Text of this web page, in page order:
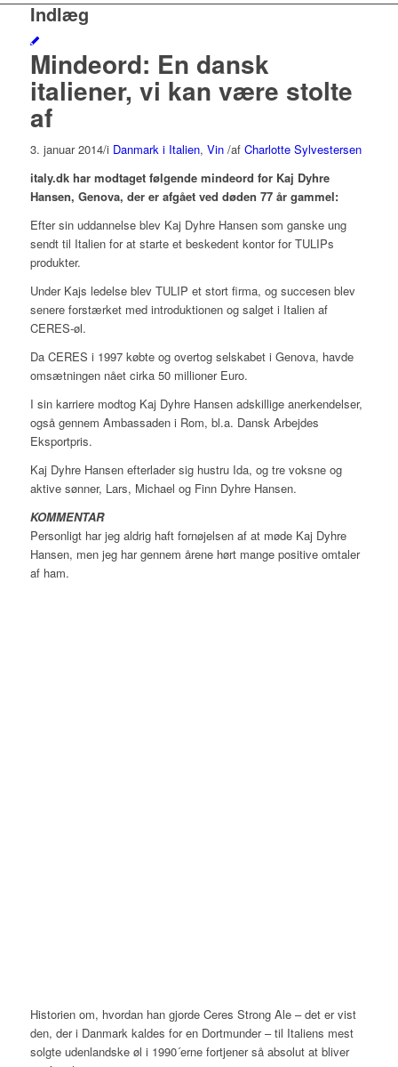
Indlæg
Mindeord: En dansk
italiener, vi kan være stolte
af
3. januar 2014/i Danmark i Italien, Vin /af Charlotte Sylvestersen
italy.dk har modtaget følgende mindeord for Kaj Dyhre
Hansen, Genova, der er afgået ved døden 77 år gammel:
Efter sin uddannelse blev Kaj Dyhre Hansen som ganske ung
sendt til Italien for at starte et beskedent kontor forTULIPs
produkter.
Under Kajs ledelse blev TULIP et stort firma, og succesen blev
senere forstærket med introduktionen og salget i Italien af
CERES-øl.
Da CERES i 1997 købte og overtog selskabet i Genova, havde
omsætningen nået cirka 50 millioner Euro.
I sin karriere modtog Kaj Dyhre Hansen adskillige anerkendelser,
også gennem Ambassaden i Rom, bl.a. Dansk Arbejdes
Eksportpris.
Kaj Dyhre Hansen efterlader sig hustru Ida, og tre voksne og
aktive sønner, Lars, Michael og Finn Dyhre Hansen.
KOMMENTAR
Personligt har jeg aldrig haft fornøjelsen af at møde Kaj Dyhre
Hansen, men jeg har gennem årene hørt mange positive omtaler
af ham.
Historien om, hvordan han gjorde Ceres Strong Ale – det er vist
den, der i Danmark kaldes for en Dortmunder – til Italiens mest
solgte udenlandske øl i 1990´erne fortjener så absolut at bliver